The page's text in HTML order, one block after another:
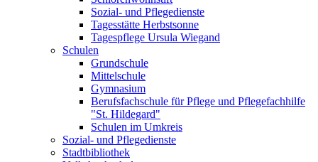
Sozial- und Pflegedienste
Tagesstätte Herbstsonne
Tagespflege Ursula Wiegand
Schulen
Grundschule
Mittelschule
Gymnasium
Berufsfachschule für Pflege und Pflegefachhilfe
"St. Hildegard"
Schulen im Umkreis
Sozial- und Pflegedienste
Stadtbibliothek